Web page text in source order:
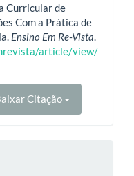
Curricular de
Com a Prática de
Ensino Em Re-Vista.
article/view/
Citação